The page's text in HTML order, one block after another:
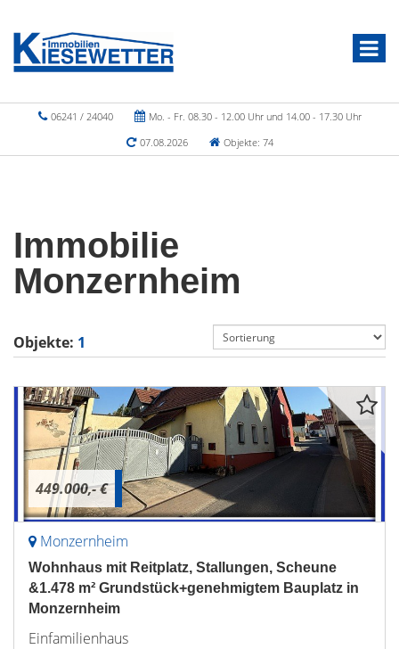
06241 / 24040
Mo. - Fr. 08.30 - 12.00 Uhr und 14.00 - 17.30 Uhr
07.08.2026
Objekte: 74
Immobilie
Monzernheim
Objekte: 1
449.000,- €
Monzernheim
Wohnhaus mit Reitplatz, Stallungen, Scheune
&1.478 m² Grundstück+genehmigtem Bauplatz in
Monzernheim
Einfamilienhaus